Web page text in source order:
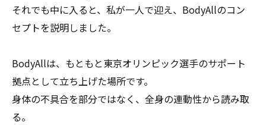
それでも中に入ると、私が一人で迎え、BodyAllのコン
セプトを説明しました。
BodyAllは、もともと東京オリンピック選手のサポート
拠点として立ち上げた場所です。
身体の不具合を部分ではなく、全身の連動性から読み取
る。